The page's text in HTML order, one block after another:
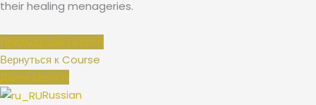
their healing menageries.
Предыдущий Lesson
Вернуться к Course
Далее Lesson
Russian